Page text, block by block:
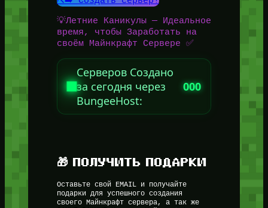
💡Летние Каникулы — Идеальное
время, чтобы Заработать на
своём Майнкрафт Сервере ✅
Серверов Создано
за сегодня через
BungeeHost:
000
🎁 ПОЛУЧИТЬ ПОДАРКИ
Оставьте свой EMAIL и получайте
подарки для успешного создания
своего Майнкрафт сервера, а так же